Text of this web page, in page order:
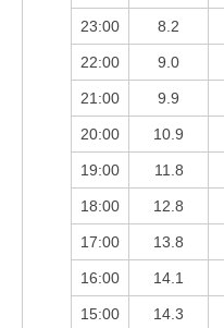
23:00 8.2
22:00 9.0
21:00 9.9
20:00 10.9
19:00 11.8
18:00 12.8
17:00 13.8
16:00 14.1
15:00 14.3